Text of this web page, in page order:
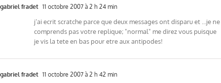
gabriel fradet 11 octobre 2007 à 2 h 24 min
j’ai ecrit scratche parce que deux messages ont disparu et …je ne
comprends pas votre replique; "normal" me direz vous puisque
je vis la tete en bas pour etre aux antipodes!
gabriel fradet 11 octobre 2007 à 2 h 42 min